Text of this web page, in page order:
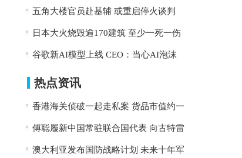
五角大楼官员赴基辅 或重启停火谈判
日本大火烧毁逾170建筑 至少一死一伤
谷歌新AI模型上线 CEO：当心AI泡沫
热点资讯
香港海关侦破一起走私案 货品市值约一
傅聪履新中国常驻联合国代表 向古特雷
澳大利亚发布国防战略计划 未来十年军